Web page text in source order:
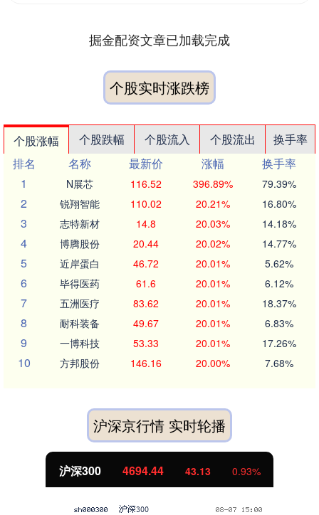
掘金配资文章已加载完成
个股实时涨跌榜
个股涨幅 个股跌幅 个股流入 个股流出
换手率
排名
名称 最新价 涨幅
换手率
1
N展芯 116.52 396.89% 79.39%
2 锐翔智能 110.02 20.21% 16.80%
3 志特新材 14.8 20.03% 14.18%
4 博腾股份 20.44 20.02% 14.77%
5 近岸蛋白 46.72 20.01% 5.62%
6 毕得医药 61.6 20.01% 6.12%
7 五洲医疗 83.62 20.01% 18.37%
8 耐科装备 49.67 20.01% 6.83%
9 一博科技 53.33 20.01% 17.26%
10 方邦股份 146.16 20.00% 7.68%
沪深京行情 实时轮播
北证50 1134.24 11.37 1.01%